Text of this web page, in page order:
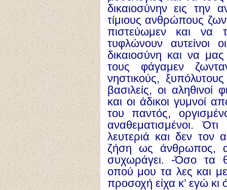
δικαιοσύνην εις την
τίμιους ανθρώπους
πιστεύωμεν και να
τυφλώνουν αυτείνοι
δικαιοσύνη και να
τους φάγαμεν
νηστικούς,
βασιλείς, οι αληθινοί
και οι άδικοι γυμνοί
του παντός,
αναθεματισμένοι.
λευτεριά και δεν τον
ζήση ως άνθρωπος,
συχωράγει. -Όσο τα
οπού μου τα λες και
προσοχή είχα κ’ εγώ κι